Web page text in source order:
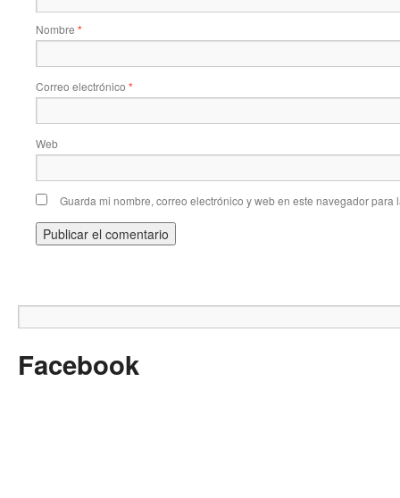
Nombre *
Correo electrónico *
Web
Guarda mi nombre, correo electrónico y web en este navegador para
Facebook